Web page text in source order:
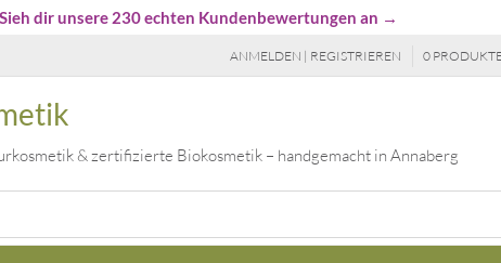
dir unsere 230 echten Kundenbewertungen an →
ANMELDEN | REGISTRIEREN 0
& zertifizierte Biokosmetik – handgemacht in Annaberg